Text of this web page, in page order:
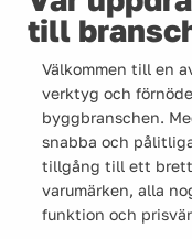
till
Välkommen till en
verktyg och
byggbranschen.
snabba och
tillgång till ett brett
varumärken, alla
funktion och